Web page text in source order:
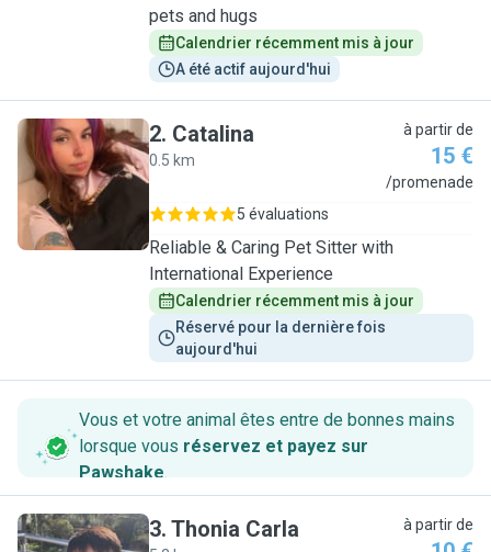
pets and hugs
Calendrier récemment mis à jour
A été actif aujourd'hui
C
2. Catalina
0.5 km
à partir de
15 €
/promenade
5 évaluations
Reliable & Caring Pet Sitter with
International Experience
Calendrier récemment mis à jour
Réservé pour la dernière fois
aujourd'hui
Vous et votre animal êtes entre de bonnes mains
lorsque vous réservez et payez sur
Pawshake.
3. Thonia Carla à partir de